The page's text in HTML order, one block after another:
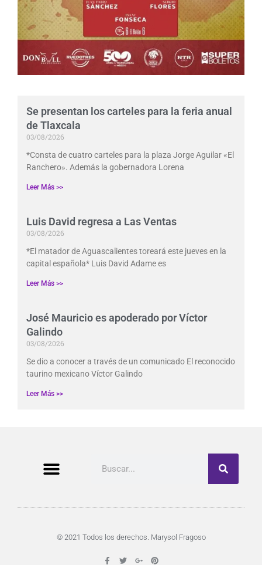
Se presentan los carteles para la feria anual
de Tlaxcala
03/08/2026
*Consta de cuatro carteles para la plaza Jorge Aguilar «El
Ranchero». Además la gobernadora Lorena
Leer Más >>
Luis David regresa a Las Ventas
03/08/2026
*El matador de Aguascalientes toreará este jueves en la
capital española* Luis David Adame es
Leer Más >>
José Mauricio es apoderado por Víctor
Galindo
03/08/2026
Se dio a conocer a través de un comunicado El reconocido
taurino mexicano Víctor Galindo
Leer Más >>
© 2021 Todos los derechos. Marysol Fragoso
F
T
G
P